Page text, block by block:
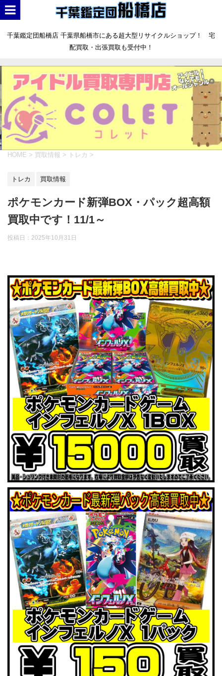
千葉鑑定団船橋店 千葉県船橋市にある超大型リサイクルショップ！ 宅
配買取・出張買取も受付中！
HOME > 買取情報 > トレカ >
トレカ 買取情報
ポケモンカード新弾BOX・パック超高額
買取中です！11/1～
投稿日： 2025年10月31日